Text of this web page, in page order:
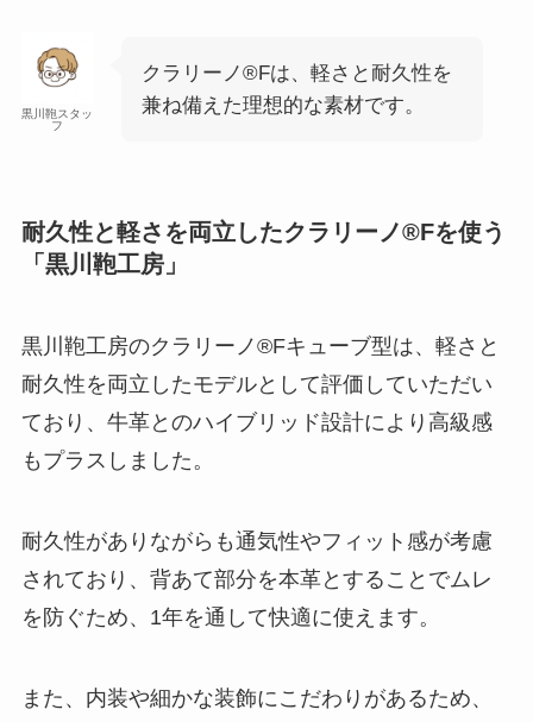
黒川鞄スタッ
フ
クラリーノ®Fは、軽さと耐久性を
兼ね備えた理想的な素材です。
耐久性と軽さを両立したクラリーノ®Fを使う
「黒川鞄工房」
黒川鞄工房のクラリーノ®Fキューブ型は、軽さと
耐久性を両立したモデルとして評価していただい
ており、牛革とのハイブリッド設計により高級感
もプラスしました。
耐久性がありながらも通気性やフィット感が考慮
されており、背あて部分を本革とすることでムレ
を防ぐため、1年を通して快適に使えます。
また、内装や細かな装飾にこだわりがあるため、